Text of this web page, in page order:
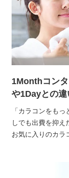
1Monthコン
や1Dayとの
「カラコンをも
しでも出費を抑
お気に入りのカラ
ゃれを楽しむた